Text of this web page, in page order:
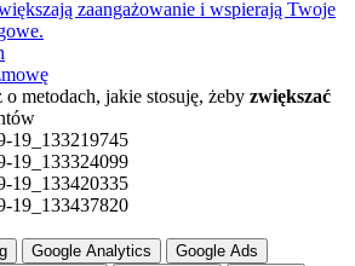
zaangażowanie i wspierają Twoje
o metodach, jakie stosuję, żeby zwiększać
Google Analytics
Google Ads